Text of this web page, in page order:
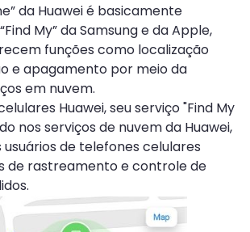
da Huawei é basicamente
My” da Samsung e da Apple,
funções como localização
e apagamento por meio da
em nuvem.
Huawei, seu serviço "Find My
nos serviços de nuvem da Huawei,
de telefones celulares
de rastreamento e controle de